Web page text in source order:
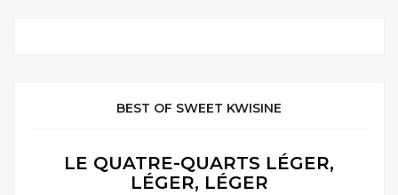
BEST OF SWEET KWISINE
LE QUATRE-QUARTS LÉGER,
LÉGER, LÉGER